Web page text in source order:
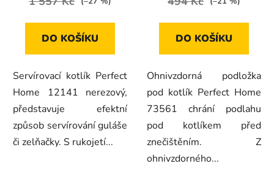
DO KOŠÍKU
Servírovací kotlík Perfect
Home 12141 nerezový,
představuje efektní
způsob servírování guláše
či zelňačky. S rukojetí...
DO KOŠÍKU
Ohnivzdorná podložka
pod kotlík Perfect Home
73561 chrání podlahu
pod kotlíkem před
znečištěním. Z
ohnivzdorného...